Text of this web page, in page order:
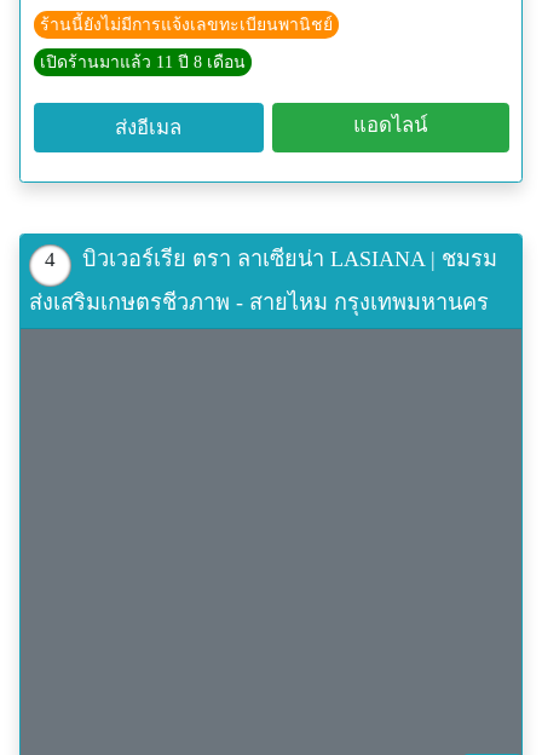
ปลอดภัยต่อผู้บริโภค ใช้ได้กับพืชทุกชนิด และยังให้ผลดี
กับการควบคุมเชื้อรายอดพืช
ผลิตภัณฑ์เทคโนโลยีชีวภาพชนิดผง กำจัดหนอน ได้ผล
- เคลื่อนไหวตัวช้าลงมีอาการสลึมสลือ
-โลหิตเป็นพิษ ชักกระตุกและเป็นอัมพาตทั้งตัว
-ตายบนใบและห้อยตัวตาย แล้วซากของหนอนยังคงรูป
เดิม แต่เปลี่ยนสีจากสีเดิมเป็นสีน้ำตาลและสีดำ
ร้านนี้ยังไม่มีการแจ้งเลขทะเบียนพานิชย์
เปิดร้านมาแล้ว 11 ปี 8 เดือน
ส่งอีเมล แอดไลน์
4
บิวเวอร์เรีย ตรา ลาเซียน่า LASIANA | ชมรม
ส่งเสริมเกษตรชีวภาพ - สายไหม กรุงเทพมหานคร